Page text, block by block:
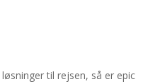
til rejsen, så er epic